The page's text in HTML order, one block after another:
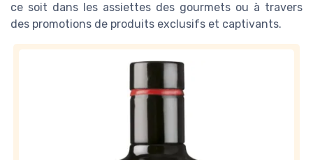
ce soit dans les assiettes des gourmets ou à travers
des promotions de produits exclusifs et captivants.